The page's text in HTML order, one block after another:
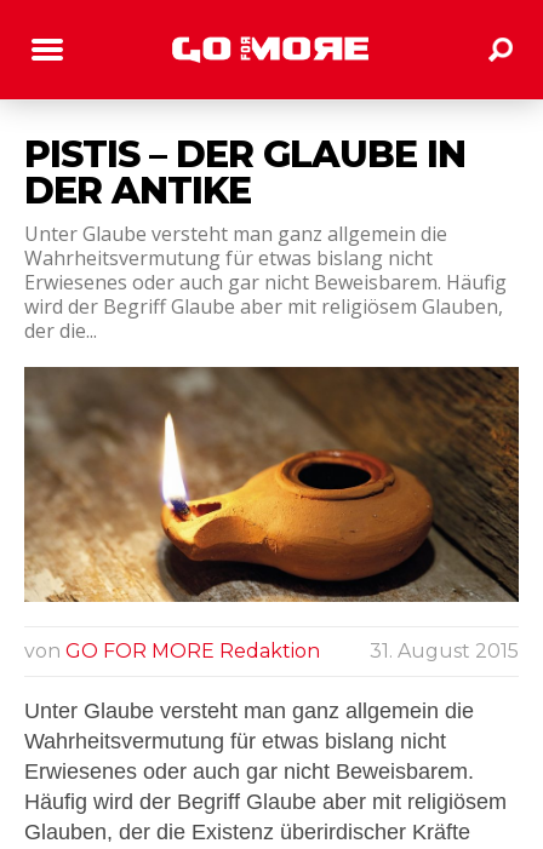
PISTIS – DER GLAUBE IN
DER ANTIKE
Unter Glaube versteht man ganz allgemein die
Wahrheitsvermutung für etwas bislang nicht
Erwiesenes oder auch gar nicht Beweisbarem. Häufig
wird der Begriff Glaube aber mit religiösem Glauben,
der die...
von GO FOR MORE Redaktion 31. August 2015
Unter Glaube versteht man ganz allgemein die
Wahrheitsvermutung für etwas bislang nicht
Erwiesenes oder auch gar nicht Beweisbarem.
Häufig wird der Begriff Glaube aber mit religiösem
Glauben, der die Existenz überirdischer Kräfte